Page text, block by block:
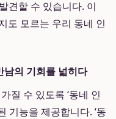
견할 수 있습니다. 이
도 모르는 우리 동네 인
의 기회를 넓히다
질 수 있도록 ‘동네 인
기능을 제공합니다. ‘동